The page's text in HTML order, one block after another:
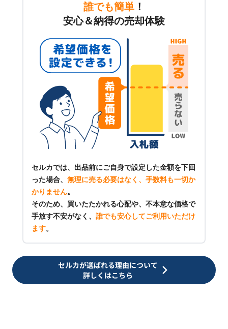
誰でも簡単 ！
安心＆納得の売却体験
セルカでは、出品前にご自身で設定した金額を下回
った場合、 無理に売る必要はなく、手数料も一切か
かりません。
そのため、買いたたかれる心配や、不本意な価格で
手放す不安がなく、 誰でも安心してご利用いただけ
ます。
セルカが選ばれる理由について
詳しくはこちら